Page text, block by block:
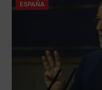
ESPAÑA